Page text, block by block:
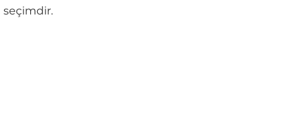
seçimdir.